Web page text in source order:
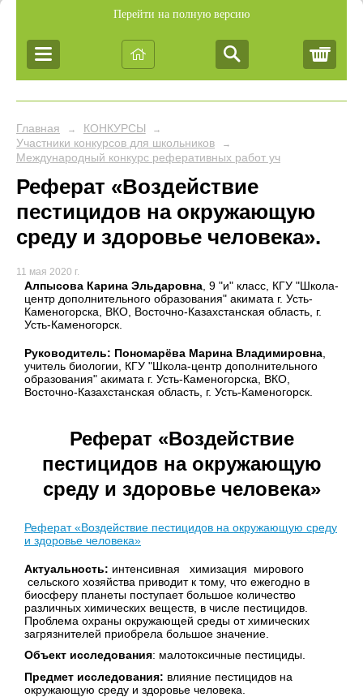
Перейти на полную версию
Главная → КОНКУРСЫ →
Участники конкурсов для школьников →
Международный конкурс реферативных работ учащихся
Реферат «Воздействие
пестицидов на окружающую
среду и здоровье человека».
11 мая 2020 г.
Алпысова Карина Эльдаровна, 9 "и" класс, КГУ "Школа-
центр дополнительного образования" акимата г. Усть-
Каменогорска, ВКО, Восточно-Казахстанская область, г.
Усть-Каменогорск.
Руководитель: Пономарёва Марина Владимировна
учитель биологии, КГУ "Школа-центр дополнительного
образования" акимата г. Усть-Каменогорска, ВКО,
Восточно-Казахстанская область, г. Усть-Каменогорск.
Реферат «Воздействие
пестицидов на окружающую
среду и здоровье человека»
Реферат «Воздействие пестицидов на окружающую среду
и здоровье человека»
Актуальность: интенсивная химизация мирового
сельского хозяйства приводит к тому, что ежегодно в
биосферу планеты поступает большое количество
различных химических веществ, в числе пестицидов.
Проблема охраны окружающей среды от химических
загрязнителей приобрела большое значение.
Объект исследования: малотоксичные пестициды.
Предмет исследования: влияние пестицидов на
окружающую среду и здоровье человека.